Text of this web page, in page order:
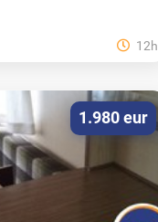
12h
1.980 eur